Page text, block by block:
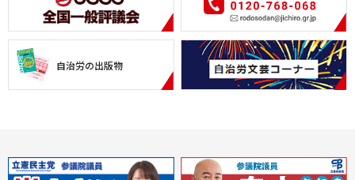
自治労の出版物